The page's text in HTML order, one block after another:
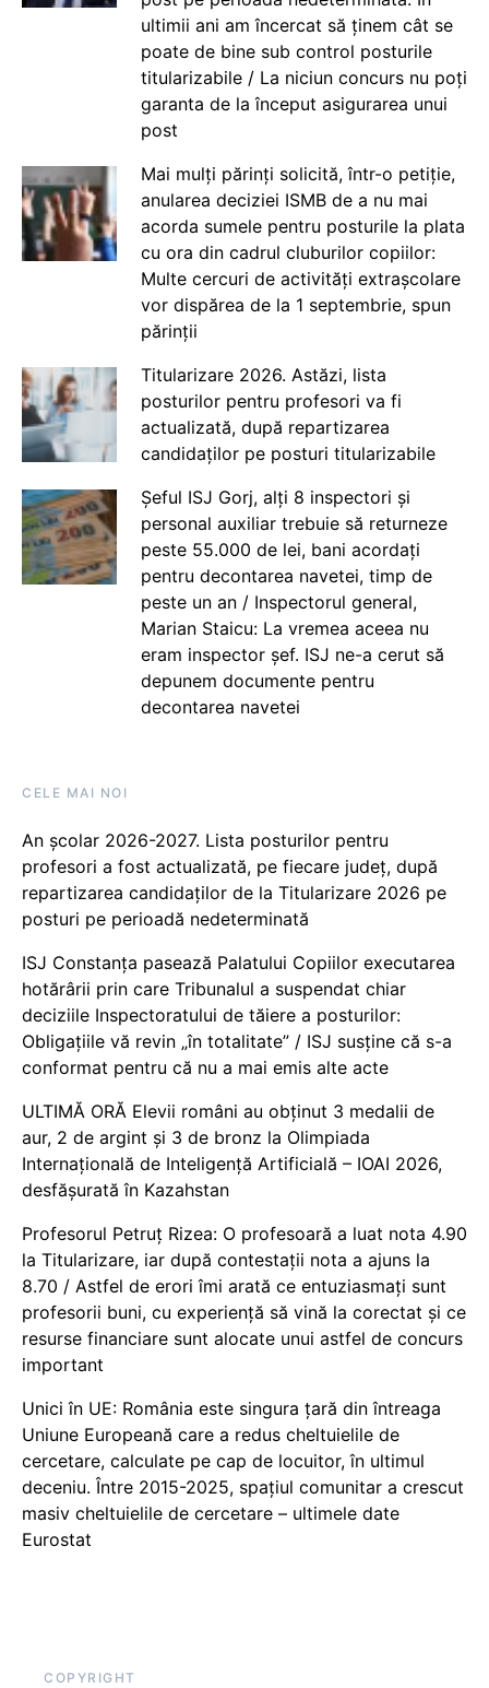
ultimii ani am încercat să ținem cât se
poate de bine sub control posturile
titularizabile / La niciun concurs nu poți
garanta de la început asigurarea unui
post
Mai mulți părinți solicită, într-o petiție,
anularea deciziei ISMB de a nu mai
acorda sumele pentru posturile la plata
cu ora din cadrul cluburilor copiilor:
Multe cercuri de activități extrașcolare
vor dispărea de la 1 septembrie, spun
părinții
Titularizare 2026. Astăzi, lista
posturilor pentru profesori va fi
actualizată, după repartizarea
candidaților pe posturi titularizabile
Șeful ISJ Gorj, alți 8 inspectori și
personal auxiliar trebuie să returneze
peste 55.000 de lei, bani acordați
pentru decontarea navetei, timp de
peste un an / Inspectorul general,
Marian Staicu: La vremea aceea nu
eram inspector șef. ISJ ne-a cerut să
depunem documente pentru
decontarea navetei
CELE MAI NOI
An școlar 2026-2027. Lista posturilor pentru
profesori a fost actualizată, pe fiecare județ, după
repartizarea candidaților de la Titularizare 2026 pe
posturi pe perioadă nedeterminată
ISJ Constanța pasează Palatului Copiilor executarea
hotărârii prin care Tribunalul a suspendat chiar
deciziile Inspectoratului de tăiere a posturilor:
Obligațiile vă revin „în totalitate” / ISJ susține că s-a
conformat pentru că nu a mai emis alte acte
ULTIMĂ ORĂ Elevii români au obținut 3 medalii de
aur, 2 de argint și 3 de bronz la Olimpiada
Internațională de Inteligență Artificială – IOAI 2026,
desfășurată în Kazahstan
Profesorul Petruț Rizea: O profesoară a luat nota 4.90
la Titularizare, iar după contestații nota a ajuns la
8.70 / Astfel de erori îmi arată ce entuziasmați sunt
profesorii buni, cu experiență să vină la corectat și ce
resurse financiare sunt alocate unui astfel de concurs
important
Unici în UE: România este singura țară din întreaga
Uniune Europeană care a redus cheltuielile de
cercetare, calculate pe cap de locuitor, în ultimul
deceniu. Între 2015-2025, spațiul comunitar a crescut
masiv cheltuielile de cercetare – ultimele date
Eurostat
COPYRIGHT